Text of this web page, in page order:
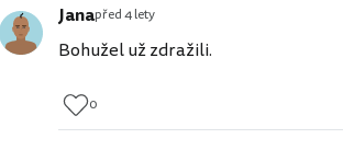
Janapřed 4 lety
Bohužel už zdražili.
0